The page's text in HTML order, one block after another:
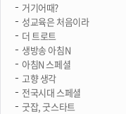
거기어때?
성교육은 처음이라
더 트로트
생방송 아침N
아침N 스페셜
고향 생각
전국시대 스페셜
굿잡, 굿스타트